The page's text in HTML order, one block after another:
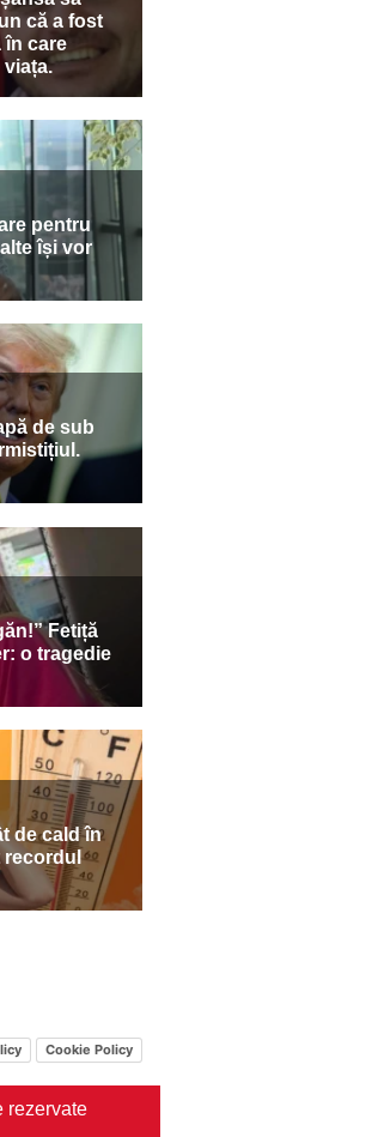
Cookie Policy
rezervate